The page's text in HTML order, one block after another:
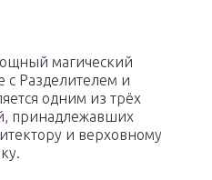
магический
с Разделителем и
одним из трёх
принадлежавших
и верховному